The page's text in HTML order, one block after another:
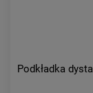
Podkładka